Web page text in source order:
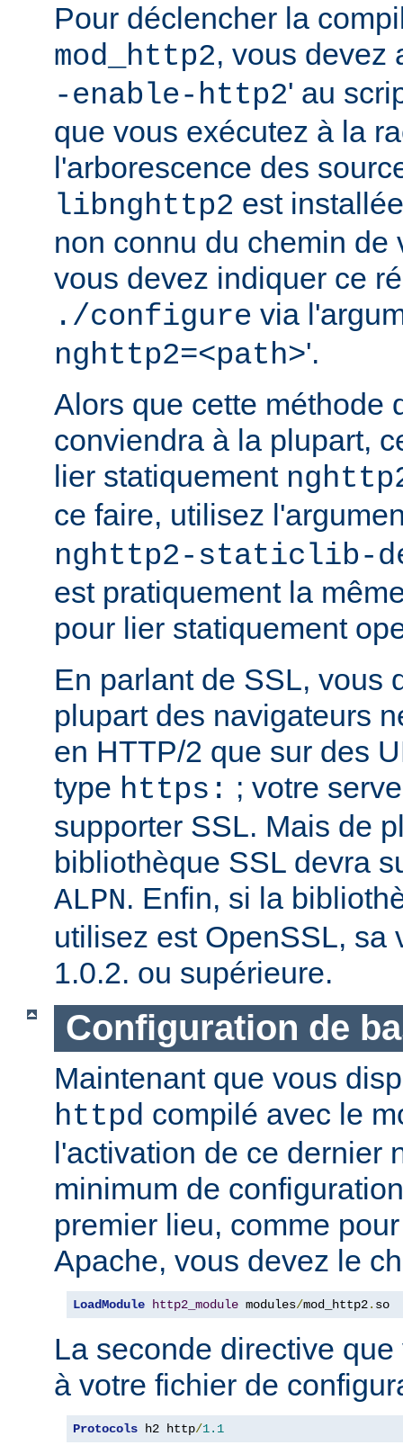
Pour déclencher la
mod_http2, vous devez
-enable-http2' au
que vous exécutez à la
l'arborescence des
libnghttp2 est
non connu du chemin de
vous devez indiquer ce
./configure via
nghttp2=<path>'.
Alors que cette méthode
conviendra à la plupart,
lier statiquement
ce faire, utilisez
nghttp2-staticlib-
est pratiquement la
pour lier statiquement
En parlant de SSL, vous
plupart des navigateurs
en HTTP/2 que sur des
type https: ; votre
supporter SSL. Mais de
bibliothèque SSL devra
ALPN. Enfin, si la
utilisez est OpenSSL, sa
1.0.2. ou supérieure.
Configuration de
Maintenant que vous
httpd compilé avec le
l'activation de ce dernier
minimum de
premier lieu, comme
Apache, vous devez le
LoadModule http2_module modules/mod_http2. so
La seconde directive
à votre fichier de
Protocols h2 http/1.1